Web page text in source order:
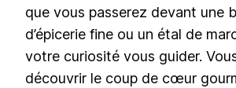
que vous passerez devant une
d’épicerie fine ou un étal de
votre curiosité vous guider.
découvrir le coup de cœur